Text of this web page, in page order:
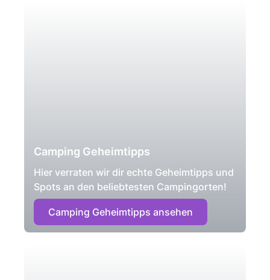
Camping Geheimtipps
Hier verraten wir dir echte Geheimtipps und
Spots an den beliebtesten Campingorten!
Camping Geheimtipps ansehen